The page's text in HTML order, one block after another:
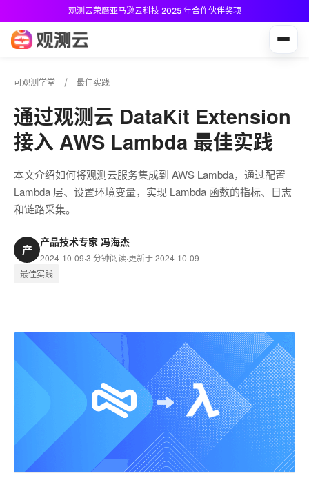
观测云荣膺亚马逊云科技 2025 年合作伙伴奖项
可观测学堂 最佳实践
通过观测云 DataKit Extension
接入 AWS Lambda 最佳实践
本文介绍如何将观测云服务集成到 AWS Lambda，通过配置
Lambda 层、设置环境变量，实现 Lambda 函数的指标、日志
和链路采集。
产
产品技术专家 冯海杰
2024-10-09·3 分钟阅读·更新于 2024-10-09
最佳实践